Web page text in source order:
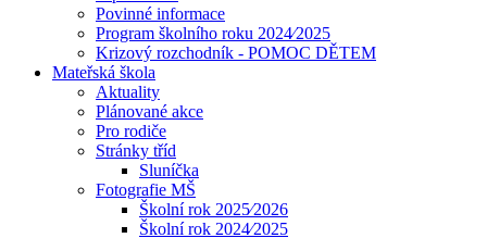
Povinné informace
Program školního roku 2024⁄2025
Krizový rozchodník - POMOC DĚTEM
Mateřská škola
Aktuality
Plánované akce
Pro rodiče
Stránky tříd
Sluníčka
Fotografie MŠ
Školní rok 2025⁄2026
Školní rok 2024⁄2025